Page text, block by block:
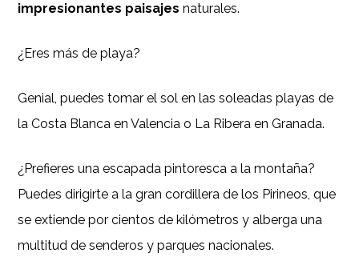
impresionantes paisajes naturales.
¿Eres más de playa?
Genial, puedes tomar el sol en las soleadas playas de
la Costa Blanca en Valencia o La Ribera en Granada.
¿Prefieres una escapada pintoresca a la montaña?
Puedes dirigirte a la gran cordillera de los Pirineos, que
se extiende por cientos de kilómetros y alberga una
multitud de senderos y parques nacionales.